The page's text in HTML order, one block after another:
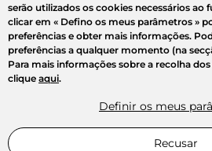
serão utilizados os cookies necessários
clicar em « Defino os meus parâmetros »
preferências e obter mais informações.
preferências a qualquer momento (na
Para mais informações sobre a recolha
clique aqui.
Definir os meus
Recusar